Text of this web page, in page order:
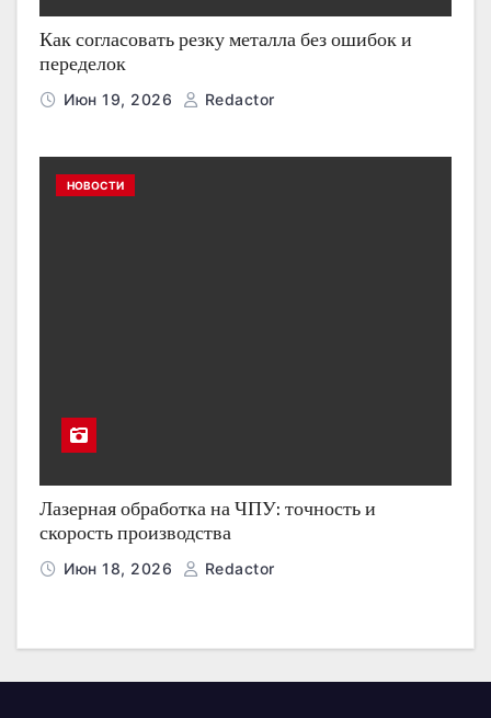
Как согласовать резку металла без ошибок и
переделок
Июн 19, 2026 Redactor
НОВОСТИ
Лазерная обработка на ЧПУ: точность и
скорость производства
Июн 18, 2026 Redactor